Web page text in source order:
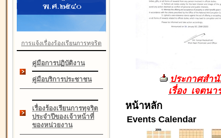
การแจ้งเรื่องร้องเรียนการทุจริต
คู่มือการปฏิบัติงาน
คู่มือบริการประชาชน
เรื่องร้องเรียนการทุจริต
ประจำปีของเจ้าหน้าที่
ของหน่วยงาน
ประกาศสำ
เรื่อง เจตน
หน้าหลัก
Events Calendar